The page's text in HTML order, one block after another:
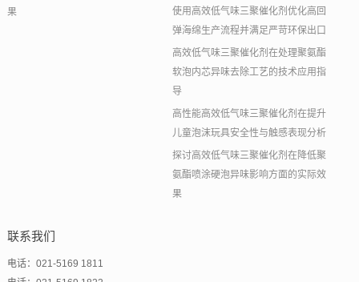
果
使用高效低气味三聚催化剂优化高回
弹海绵生产流程并满足严苛环保出口
高效低气味三聚催化剂在处理聚氨酯
软泡内芯异味去除工艺的技术应用指
导
高性能高效低气味三聚催化剂在提升
儿童泡沫玩具安全性与触感表现分析
探讨高效低气味三聚催化剂在降低聚
氨酯喷涂硬泡异味影响方面的实际效
果
联系我们
电话：021-5169 1811